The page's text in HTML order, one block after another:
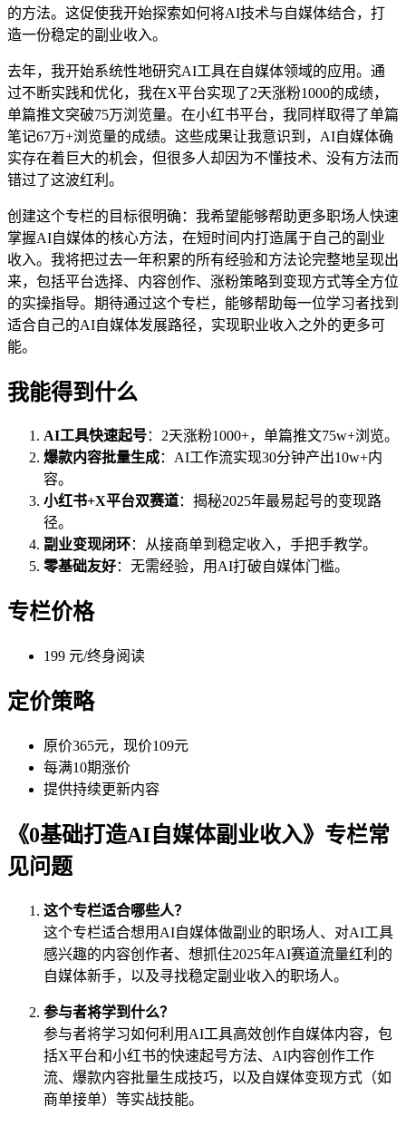
的方法。这促使我开始探索如何将AI技术与自媒体结合，打
造一份稳定的副业收入。
去年，我开始系统性地研究AI工具在自媒体领域的应用。通
过不断实践和优化，我在X平台实现了2天涨粉1000的成绩，
单篇推文突破75万浏览量。在小红书平台，我同样取得了单篇
笔记67万+浏览量的成绩。这些成果让我意识到，AI自媒体确
实存在着巨大的机会，但很多人却因为不懂技术、没有方法而
错过了这波红利。
创建这个专栏的目标很明确：我希望能够帮助更多职场人快速
掌握AI自媒体的核心方法，在短时间内打造属于自己的副业
收入。我将把过去一年积累的所有经验和方法论完整地呈现出
来，包括平台选择、内容创作、涨粉策略到变现方式等全方位
的实操指导。期待通过这个专栏，能够帮助每一位学习者找到
适合自己的AI自媒体发展路径，实现职业收入之外的更多可
能。
我能得到什么
AI工具快速起号：2天涨粉1000+，单篇推文75w+浏览。
爆款内容批量生成：AI工作流实现30分钟产出10w+内
容。
小红书+X平台双赛道：揭秘2025年最易起号的变现路
径。
副业变现闭环：从接商单到稳定收入，手把手教学。
零基础友好：无需经验，用AI打破自媒体门槛。
专栏价格
199 元/终身阅读
定价策略
原价365元，现价109元
每满10期涨价
提供持续更新内容
《0基础打造AI自媒体副业收入》专栏常
见问题
这个专栏适合哪些人？
这个专栏适合想用AI自媒体做副业的职场人、对AI工具
感兴趣的内容创作者、想抓住2025年AI赛道流量红利的
自媒体新手，以及寻找稳定副业收入的职场人。
参与者将学到什么？
参与者将学习如何利用AI工具高效创作自媒体内容，包
括X平台和小红书的快速起号方法、AI内容创作工作
流、爆款内容批量生成技巧，以及自媒体变现方式（如
商单接单）等实战技能。